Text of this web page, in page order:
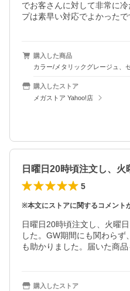
でお客さんに対して非常に
プは素早い対応でよかったで
購入した商品
カラー/メタリックグレージュ、
購入したストア
メガストア Yahoo!店
5
※本文にストアに関するコメント
日曜日20時頃注文し、火曜
した。GW期間にも関わら
も助かりました。届いた商品
購入したストア